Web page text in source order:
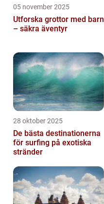
05 november 2025
Utforska grottor med barn
– säkra äventyr
28 oktober 2025
De bästa destinationerna
för surfing på exotiska
stränder